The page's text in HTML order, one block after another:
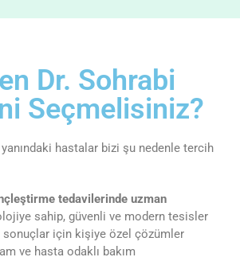
Dr. Sohrabi
Seçmelisiniz?
yanındaki hastalar bizi şu nedenle tercih
tedavilerinde uzman
sahip, güvenli ve modern tesisler
sonuçlar için kişiye özel çözümler
ve hasta odaklı bakım